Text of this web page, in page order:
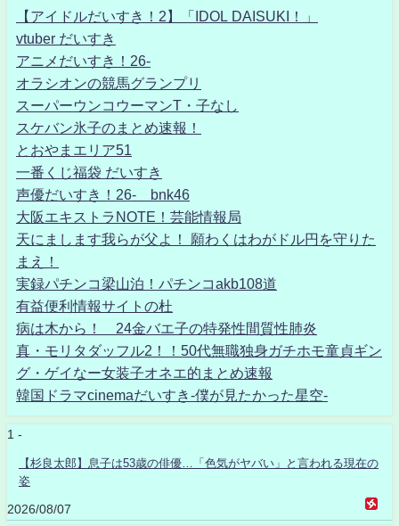
【アイドルだいすき！2】「IDOL DAISUKI！」
vtuber だいすき
アニメだいすき！26-
オラシオンの競馬グランプリ
スーパーウンコウーマンT・子なし
スケバン氷子のまとめ速報！
とおやまエリア51
一番くじ福袋 だいすき
声優だいすき！26- bnk46
大阪エキストラNOTE！芸能情報局
天にまします我らが父よ！ 願わくはわがドル円を守りた
まえ！
実録パチンコ梁山泊！パチンコakb108道
有益便利情報サイトの杜
病は木から！ 24金バエ子の特発性間質性肺炎
真・モリタダッフル2！！50代無職独身ガチホモ童貞ギン
グ・ゲイなー女装子オネエ的まとめ速報
韓国ドラマcinemaだいすき-僕が見たかった星空-
1 -
【杉良太郎】息子は53歳の俳優…「色気がヤバい」と言われる現在の
姿
2026/08/07